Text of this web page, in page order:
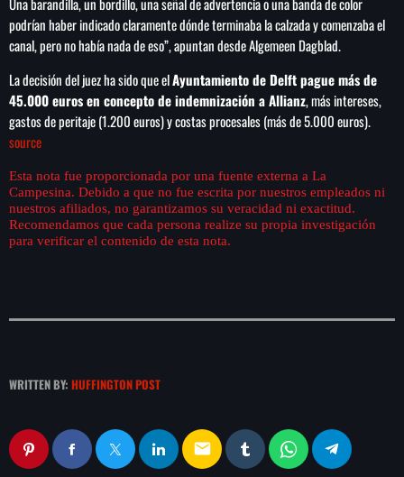
podrían haber indicado claramente dónde terminaba la calzada y comenzaba el
canal, pero no había nada de eso”, apuntan desde Algemeen Dagblad.
La decisión del juez ha sido que elAyuntamiento de Delft pague más de
45.000 euros en concepto de indemnización a Allianz, más intereses,
gastos de peritaje (1.200 euros) y costas procesales (más de 5.000 euros).
source
Esta nota fue proporcionada por una fuente externa a La
Campesina. Debido a que no fue escrita por nuestros empleados ni
nuestros afiliados, no garantizamos su veracidad ni exactitud.
Recomendamos que cada persona realize su propia investigación
para verificar el contenido de esta nota.
WRITTEN BY: HUFFINGTON POST
email